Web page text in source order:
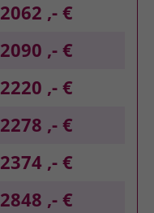
2062 ,- €
2090 ,- €
2220 ,- €
2278 ,- €
2374 ,- €
2848 ,- €